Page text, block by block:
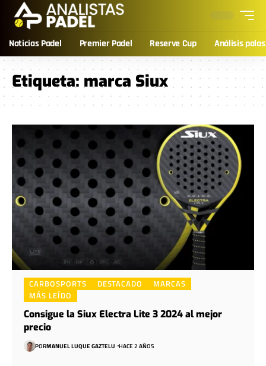
Noticias Padel Premier Padel Reserve Cup Análisis palas
Etiqueta: marca Siux
CARBOSPORTS DESTACADO
MARCAS
MÁS LEÍDO
Consigue la Siux Electra Lite 3 2024 al mejor
precio
PORMANUEL LUQUE GAZTELU HACE 2 AÑOS